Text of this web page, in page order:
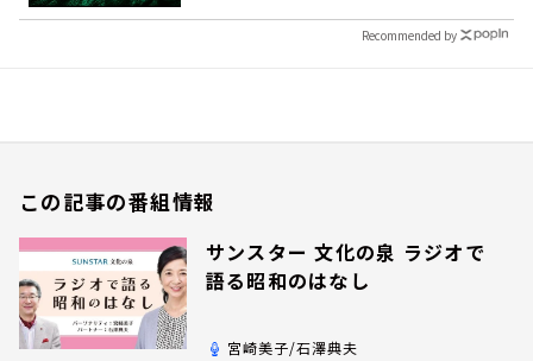
Recommended by
この記事の番組情報
サンスター 文化の泉 ラジオで
語る昭和のはなし
宮崎美子/石澤典夫